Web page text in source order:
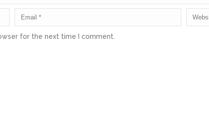
for the next time I comment.